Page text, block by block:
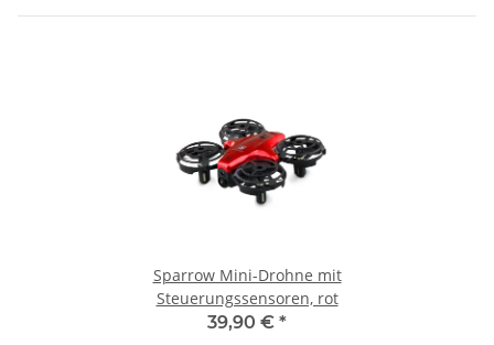
Sparrow Mini-Drohne mit
Steuerungssensoren, rot
39,90 € *